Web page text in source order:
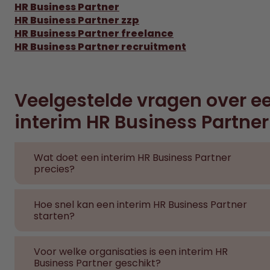
HR Business Partner
HR Business Partner zzp
HR Business Partner freelance
HR Business Partner recruitment
Veelgestelde vragen over
interim HR Business Partner
Wat doet een interim HR Business Partner
precies?
management op strategische
personeelsvraagstukken, implementeert HR-beleid
Hoe snel kan een interim HR Business Partner
starten?
binnen enkele dagen inzetbaar, afhankelijk van de
beschikbaarheid van de kandidaat en de
Voor welke organisaties is een interim HR
Business Partner geschikt?